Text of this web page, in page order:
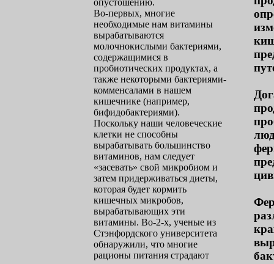
опустошению.
Во-первых, многие
необходимые нам витамины
вырабатываются
молочнокислыми бактериями,
содержащимися в
пробиотических продуктах, а
также некоторыми бактериями-
комменсалами в нашем
кишечнике (например,
бифидобактериями).
Поскольку наши человеческие
клетки не способны
вырабатывать большинство
витаминов, нам следует
«засевать» свой микробиом и
затем придерживаться диеты,
которая будет кормить
кишечных микробов,
вырабатывающих эти
витамины. Во-2-х, ученые из
Стэнфордского университета
обнаружили, что многие
рационы питания страдают